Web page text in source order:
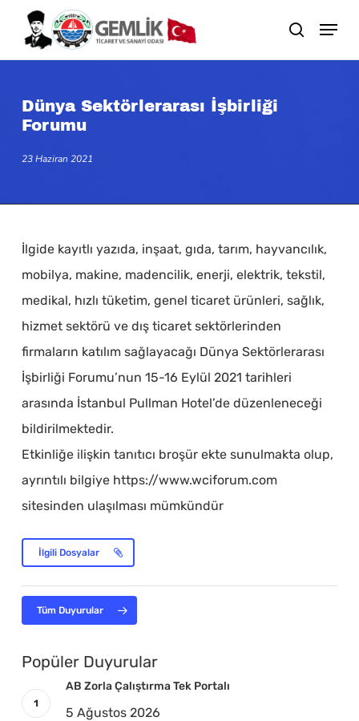
main
search
Dünya Sektörlerarası İşbirliği
Forumu
23 Haziran 2021
İlgide kayıtlı yazıda, inşaat, gıda, tarım, hayvancılık,
mobilya, makine, madencilik, enerji, elektrik, tekstil,
medikal, hızlı tüketim, genel ticaret ürünleri, sağlık,
hizmet sektörü ve dış ticaret sektörlerinden
firmaların katılım sağlayacağı Dünya Sektörlerarası
İşbirliği Forumu’nun 15-16 Eylül 2021 tarihleri
arasında İstanbul Pullman Hotel’de düzenleneceği
bildirilmektedir.
Etkinliğe ilişkin tanıtıcı broşür ekte sunulmakta olup,
ayrıntılı bilgiye https://www.wciforum.com
sitesinden ulaşılması mümkündür
İlgili Dosyalar
Tüm Duyurular
Popüler Duyurular
AB Zorla Çalıştırma Tek Portalı
5 Ağustos 2026